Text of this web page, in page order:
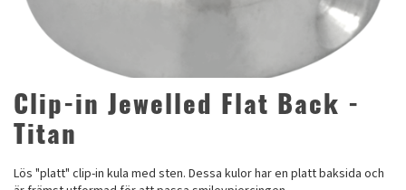
Clip-in Jewelled Flat Back -
Titan
Lös "platt" clip-in kula med sten. Dessa kulor har en platt baksida och